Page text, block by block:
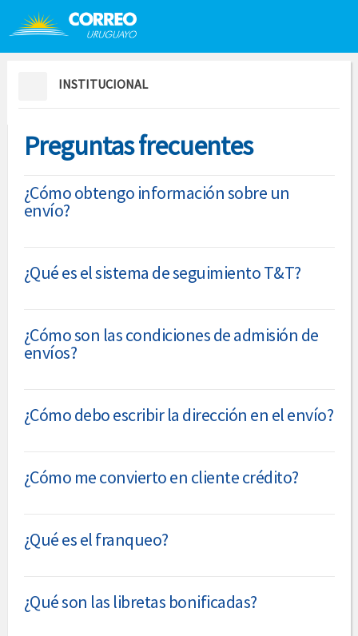
Saltar al contenido
INSTITUCIONAL
Preguntas frecuentes
¿Cómo obtengo información sobre un
envío?
¿Qué es el sistema de seguimiento T&T?
¿Cómo son las condiciones de admisión de
envíos?
¿Cómo debo escribir la dirección en el envío?
¿Cómo me convierto en cliente crédito?
¿Qué es el franqueo?
¿Qué son las libretas bonificadas?